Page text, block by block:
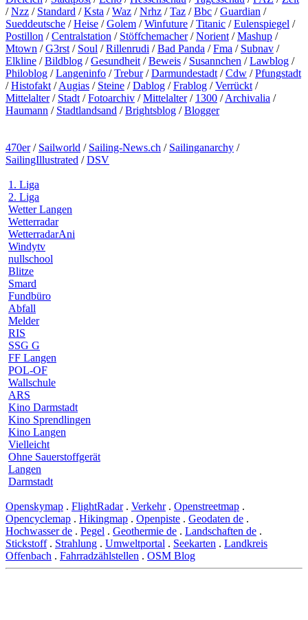
/Nzz / Standard /Ksta /Waz /Nrhz /Taz /Bbc /Guardian /
Sueddeutsche /Heise /Golem /Winfuture /Titanic /Eulenspiegel /
Postillon /Centralstation / Stöffchemacher/Norient /Mashup /
Mtown /G3rst / Soul /Rillenrudi /Bad Panda /Fma / Subnav /
Elkline /Bildblog /Gesundheit /Beweis / Susannchen /Lawblog /
Philoblog /Langeninfo /Trebur/Darmundestadt /Cdw /Pfungstadt
/Histofakt /Augias / Steine /Dablog /Frablog /Verrückt /
Mittelalter/ Stadt /Fotoarchiv /Mittelalter/ 1300 /Archivalia /
Haumann / Stadtlandsand /Brightsblog /Blogger
470er/ Sailworld / Sailing-News.ch / Sailinganarchy /
SailingIllustrated /DSV
1. Liga
2. Liga
Wetter Langen
Wetterradar
WetterradarAni
Windytv
nullschool
Blitze
Smard
Fundbüro
Abfall
Melder
RIS
SSG G
FF Langen
POL-OF
Wallschule
ARS
Kino Darmstadt
Kino Sprendlingen
Kino Langen
Vielleicht
Ohne Sauerstoffgerät
Langen
Darmstadt
Openskymap . FlightRadar. Verkehr. Openstreetmap .
Opencyclemap . Hikingmap . Openpiste . Geodaten de .
Hochwasser de . Pegel . Geothermie de . Landschaften de .
Stickstoff. Strahlung . Umweltportal . Seekarten . Landkreis
Offenbach . Fahrradzählstellen . OSM Blog